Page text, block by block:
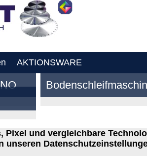
AKTIONSWARE
Pixel und vergleichbare
unseren